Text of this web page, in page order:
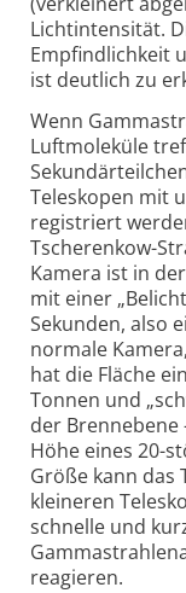
Lichtintensität.
Empfindlichkeit
ist deutlich zu
Wenn
Luftmoleküle
Teleskopen mit
registriert
Tscherenkow-
Kamera ist in
mit einer
Sekunden, also
normale
hat die Fläche
Tonnen und
der
Höhe eines 20-
Größe kann das
kleineren
schnelle und
reagieren.